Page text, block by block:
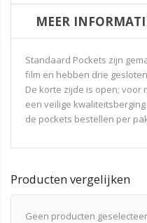
MEER
Standaard Pockets zijn
film en hebben drie
De korte zijde is open; voor
een veilige
de pockets bestellen per
Producten vergelijken
Geen producten